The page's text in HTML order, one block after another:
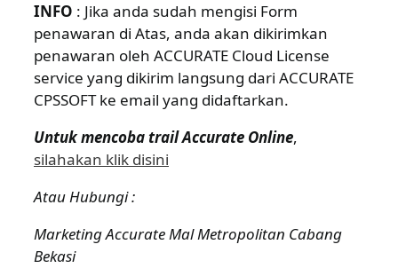
INFO : Jika anda sudah mengisi Form
penawaran di Atas, anda akan dikirimkan
penawaran oleh ACCURATE Cloud License
service yang dikirim langsung dari ACCURATE
CPSSOFT ke email yang didaftarkan.
Untuk mencoba trail Accurate Online,
silahakan klik disini
Atau Hubungi :
Marketing Accurate Mal Metropolitan Cabang
Bekasi